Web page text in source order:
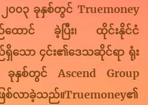
၀၀၃ ခုနှစ်တွင် Truemoney
ာင် ခဲ့ပြီး၊ ထိုင်းနိုင်ငံ
ော ၄င်း၏ဒေသဆိုင်ရာ ရုံး
နှစ်တွင် Ascend Group
လာခဲ့သည်။Truemoney၏